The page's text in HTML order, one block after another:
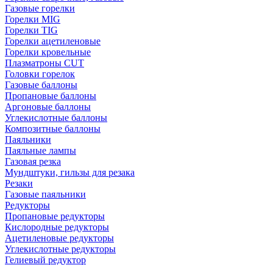
Газовые горелки
Горелки MIG
Горелки TIG
Горелки ацетиленовые
Горелки кровельные
Плазматроны CUT
Головки горелок
Газовые баллоны
Пропановые баллоны
Аргоновые баллоны
Углекислотные баллоны
Композитные баллоны
Паяльники
Паяльные лампы
Газовая резка
Мундштуки, гильзы для резака
Резаки
Газовые паяльники
Редукторы
Пропановые редукторы
Кислородные редукторы
Ацетиленовые редукторы
Углекислотные редукторы
Гелиевый редуктор